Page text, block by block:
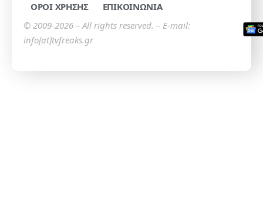
ΟΡΟΙ ΧΡΗΣΗΣ
ΕΠΙΚΟΙΝΩΝΙΑ
© 2009-2026 – All rights reserved. – E-mail:
info[at]tvfreaks.gr